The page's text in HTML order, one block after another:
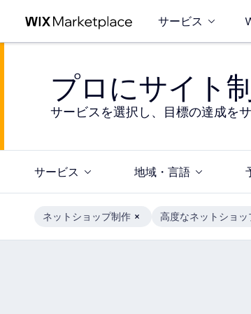
サービス
プロにサイト
サービスを選択し、目標の達成を
サービス 地域・言語
ネットショップ制作 高度なネットショッ